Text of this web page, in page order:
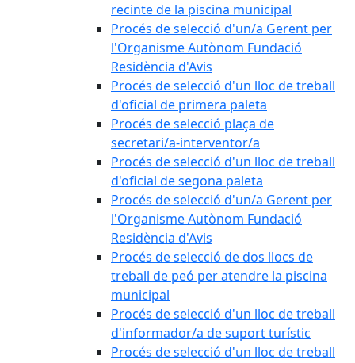
recinte de la piscina municipal
Procés de selecció d'un/a Gerent per
l'Organisme Autònom Fundació
Residència d'Avis
Procés de selecció d'un lloc de treball
d'oficial de primera paleta
Procés de selecció plaça de
secretari/a-interventor/a
Procés de selecció d'un lloc de treball
d'oficial de segona paleta
Procés de selecció d'un/a Gerent per
l'Organisme Autònom Fundació
Residència d'Avis
Procés de selecció de dos llocs de
treball de peó per atendre la piscina
municipal
Procés de selecció d'un lloc de treball
d'informador/a de suport turístic
Procés de selecció d'un lloc de treball